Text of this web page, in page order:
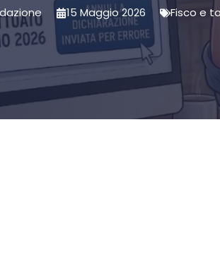
15 Maggio 2026 Fisco e